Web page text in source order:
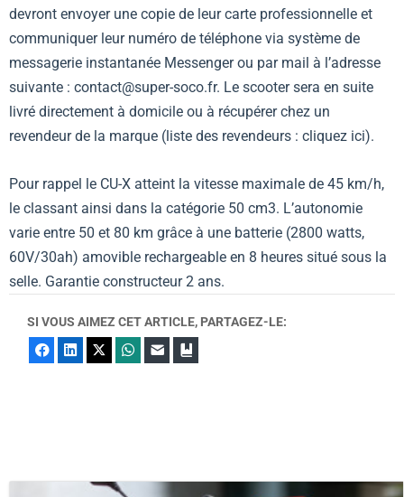
devront envoyer une copie de leur carte professionnelle et
communiquer leur numéro de téléphone via système de
messagerie instantanée Messenger ou par mail à l’adresse
suivante : contact@super-soco.fr. Le scooter sera en suite
livré directement à domicile ou à récupérer chez un
revendeur de la marque (liste des revendeurs : cliquez ici).
Pour rappel le CU-X atteint la vitesse maximale de 45 km/h,
le classant ainsi dans la catégorie 50 cm3. L’autonomie
varie entre 50 et 80 km grâce à une batterie (2800 watts,
60V/30ah) amovible rechargeable en 8 heures situé sous la
selle. Garantie constructeur 2 ans.
SI VOUS AIMEZ CET ARTICLE, PARTAGEZ-LE:
FacebookLinkedIn WhatsApp
E-mail